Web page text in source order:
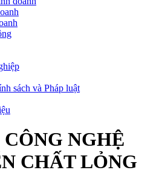
sách và Pháp luật
NGHỆ
CHẤT LỎNG